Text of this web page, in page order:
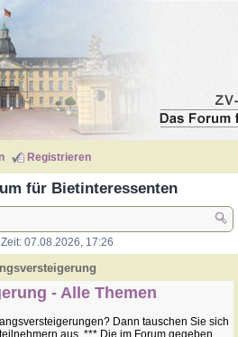
Registrieren
für Bietinteressenten
07.08.2026, 17:26
- Alle Themen
Dann tauschen Sie sich
aus. *** Die im Forum gegeben